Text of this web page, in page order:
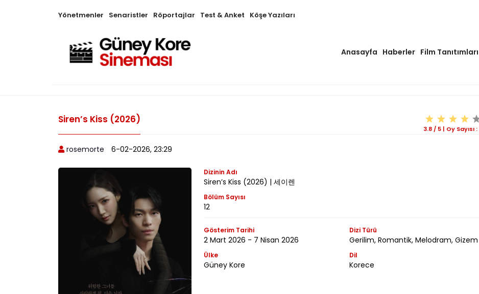
Yönetmenler Senaristler Röportajlar Test & Anket Köşe Yazıları
Anasayfa Haberler Film Tanıtımları
Siren’s Kiss (2026)
3.8 / 5 | Oy Sayısı :
rosemorte 6-02-2026, 23:29
Dizinin Adı
Siren’s Kiss (2026) | 세이렌
Bölüm Sayısı
12
Gösterim Tarihi
2 Mart 2026 - 7 Nisan 2026
Dizi Türü
Gerilim, Romantik, Melodram, Gizem
Ülke
Güney Kore
Dil
Korece